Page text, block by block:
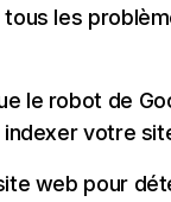
les
le robot de
votre
web pour